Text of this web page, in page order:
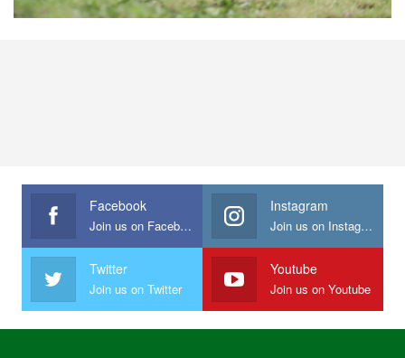
Facebook
Join us on Facebook
Instagram
Join us on Instagram
Twitter
Join us on Twitter
Youtube
Join us on Youtube